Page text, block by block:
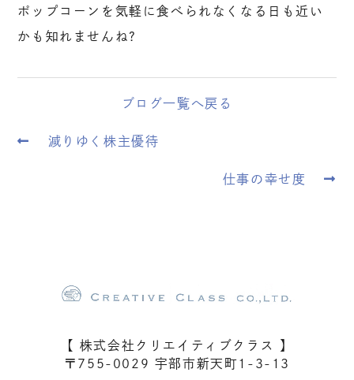
ポップコーンを気軽に食べられなくなる日も近い
かも知れませんね?
ブログ一覧へ戻る
減りゆく株主優待
仕事の幸せ度
【 株式会社クリエイティブクラス 】
〒755-0029 宇部市新天町1-3-13